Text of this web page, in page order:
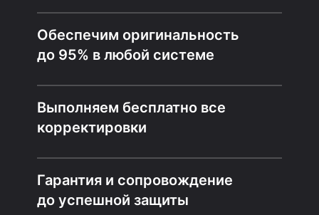
Обеспечим оригинальность
до 95% в любой системе
Выполняем бесплатно все
корректировки
Гарантия и сопровождение
до успешной защиты